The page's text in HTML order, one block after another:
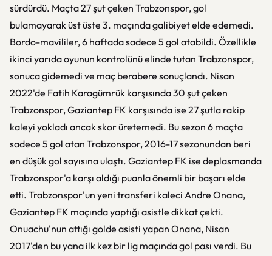
sürdürdü. Maçta 27 şut çeken Trabzonspor, gol
bulamayarak üst üste 3. maçında galibiyet elde edemedi.
Bordo-mavililer, 6 haftada sadece 5 gol atabildi. Özellikle
ikinci yarıda oyunun kontrolünü elinde tutan Trabzonspor,
sonuca gidemedi ve maç berabere sonuçlandı. Nisan
2022'de Fatih Karagümrük karşısında 30 şut çeken
Trabzonspor, Gaziantep FK karşısında ise 27 şutla rakip
kaleyi yokladı ancak skor üretemedi. Bu sezon 6 maçta
sadece 5 gol atan Trabzonspor, 2016-17 sezonundan beri
en düşük gol sayısına ulaştı. Gaziantep FK ise deplasmanda
Trabzonspor'a karşı aldığı puanla önemli bir başarı elde
etti. Trabzonspor'un yeni transferi kaleci Andre Onana,
Gaziantep FK maçında yaptığı asistle dikkat çekti.
Onuachu'nun attığı golde asisti yapan Onana, Nisan
2017'den bu yana ilk kez bir lig maçında gol pası verdi. Bu